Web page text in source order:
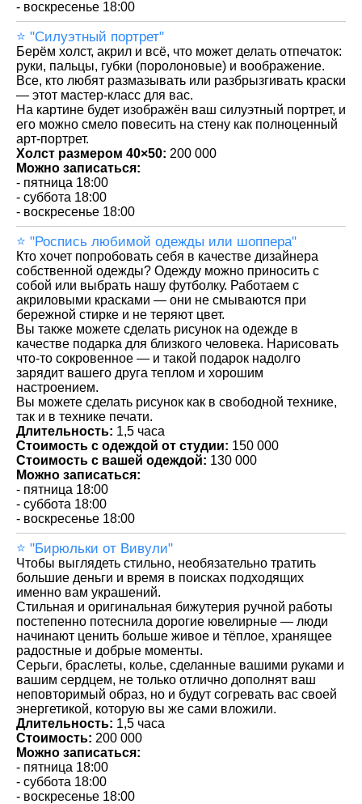
- воскресенье 18:00
⭐️ "Силуэтный портрет"
Берём холст, акрил и всё, что может делать отпечаток:
руки, пальцы, губки (поролоновые) и воображение.
Все, кто любят размазывать или разбрызгивать краски
— этот мастер-класс для вас.
На картине будет изображён ваш силуэтный портрет, и
его можно смело повесить на стену как полноценный
арт-портрет.
Холст размером 40×50: 200 000
Можно записаться:
- пятница 18:00
- суббота 18:00
- воскресенье 18:00
⭐️ "Роспись любимой одежды или шоппера"
Кто хочет попробовать себя в качестве дизайнера
собственной одежды? Одежду можно приносить с
собой или выбрать нашу футболку. Работаем с
акриловыми красками — они не смываются при
бережной стирке и не теряют цвет.
Вы также можете сделать рисунок на одежде в
качестве подарка для близкого человека. Нарисовать
что-то сокровенное — и такой подарок надолго
зарядит вашего друга теплом и хорошим
настроением.
Вы можете сделать рисунок как в свободной технике,
так и в технике печати.
Длительность: 1,5 часа
Стоимость с одеждой от студии: 150 000
Стоимость с вашей одеждой: 130 000
Можно записаться:
- пятница 18:00
- суббота 18:00
- воскресенье 18:00
⭐️ "Бирюльки от Вивули"
Чтобы выглядеть стильно, необязательно тратить
большие деньги и время в поисках подходящих
именно вам украшений.
Стильная и оригинальная бижутерия ручной работы
постепенно потеснила дорогие ювелирные — люди
начинают ценить больше живое и тёплое, хранящее
радостные и добрые моменты.
Серьги, браслеты, колье, сделанные вашими руками и
вашим сердцем, не только отлично дополнят ваш
неповторимый образ, но и будут согревать вас своей
энергетикой, которую вы же сами вложили.
Длительность: 1,5 часа
Стоимость: 200 000
Можно записаться:
- пятница 18:00
- суббота 18:00
- воскресенье 18:00